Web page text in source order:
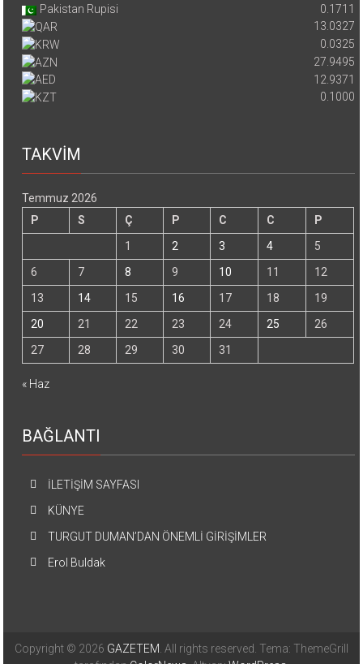
Pakistan Rupisi
0.1711
13.0327
0.0325
27.9495
12.9371
0.1000
TAKVİM
Temmuz 2026
P
S Ç P C C
P
1
2 3 4
5
6
7 8 9 10 11
12
13
14 15 16 17 18
19
20
21 22 23 24 25
26
27
28 29 30 31
« Haz
BAĞLANTI
İLETİŞİM SAYFASI
KÜNYE
TURGUT DUMAN’DAN ÖNEMLİ GİRİŞİMLER
Erol Buldak
Copyright © 2026 GAZETEM. All rights reserved. Tema: ThemeGrill